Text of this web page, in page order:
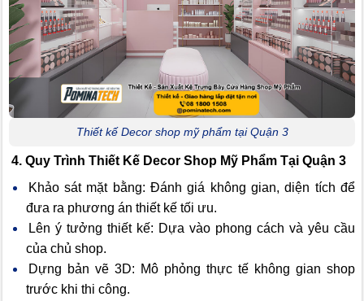
Thiết kế Decor shop mỹ phẩm tại Quận 3
4. Quy Trình Thiết Kế Decor Shop Mỹ Phẩm Tại Quận 3
Khảo sát mặt bằng: Đánh giá không gian, diện tích để
đưa ra phương án thiết kế tối ưu.
Lên ý tưởng thiết kế: Dựa vào phong cách và yêu cầu
của chủ shop.
Dựng bản vẽ 3D: Mô phỏng thực tế không gian shop
trước khi thi công.